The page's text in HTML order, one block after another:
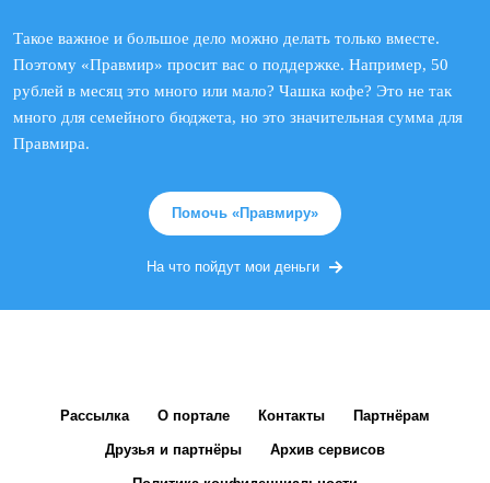
Такое важное и большое дело можно делать только вместе.
Поэтому «Правмир» просит вас о поддержке. Например, 50
рублей в месяц это много или мало? Чашка кофе? Это не так
много для семейного бюджета, но это значительная сумма для
Правмира.
Помочь «Правмиру»
На что пойдут мои деньги
Рассылка О портале Контакты Партнёрам
Друзья и партнёры Архив сервисов